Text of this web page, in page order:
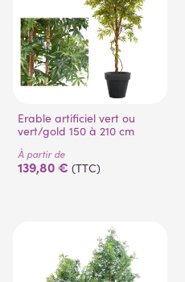
Erable artificiel vert ou
vert/gold 150 à 210 cm
À partir de
139,80 € (TTC)